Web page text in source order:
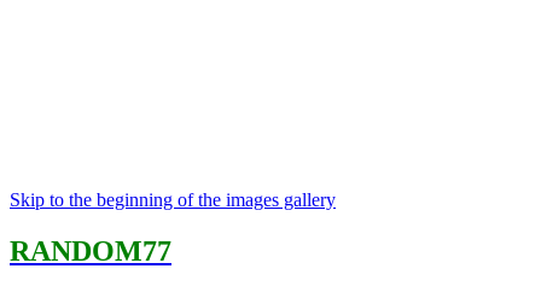
Skip to the beginning of the images gallery
RANDOM77